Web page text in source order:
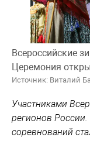
Всероссийские
Церемония
Источник: Виталий
Участниками
регионов
соревнований